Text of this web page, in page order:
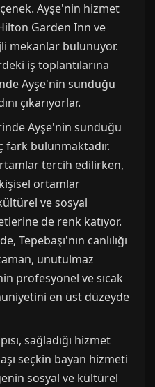
Ayşe'nin hizmet
Garden Inn ve
mekanlar bulunuyor.
iş toplantılarına
Ayşe'nin sunduğu
çıkarıyorlar.
Ayşe'nin sunduğu
fark bulunmaktadır.
tercih edilirken,
ortamlar
ve sosyal
de renk katıyor.
Tepebaşı'nın canlılığı
unutulmaz
profesyonel ve sıcak
en üst düzeyde
sağladığı hizmet
seçkin bayan hizmeti
sosyal ve kültürel